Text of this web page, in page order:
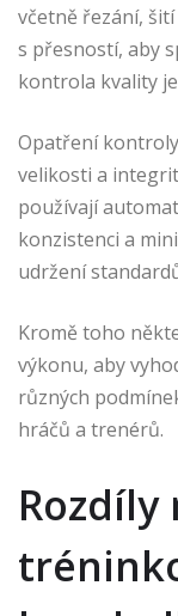
včetně řezání,
s přesností, aby
kontrola kvality
Opatření
velikosti a
používají
konzistenci a
udržení
Kromě toho
výkonu, aby
různých
hráčů a trenérů.
Rozdíly